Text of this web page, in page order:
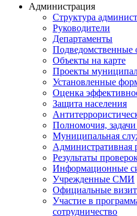
Администрация
Структура
Руководители
Департаменты
Подведомственные
Объекты на карте
Проекты
Установленные
Оценка
Защита населения
Полномочия,
Муниципальная
Административная
Результаты
Информационные
Учрежденные СМИ
Официальные
Участие в
сотрудничество